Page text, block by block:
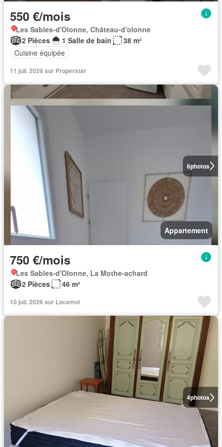
550 €/mois
Les Sables-d'Olonne, Château-d'olonne
2 Pièces
1 Salle de bain
38 m²
Cuisine équipée
11 juil. 2026 sur Properstar
6photos
Appartement
750 €/mois
Les Sables-d'Olonne, La Mothe-achard
2 Pièces
46 m²
10 juil. 2026 sur Locamoi
4photos